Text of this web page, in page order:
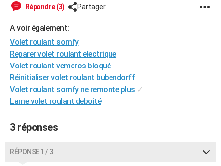
Carte de Noël
Carte Bonne année
Carte Saint-Valentin
Carte Pâques
Carte d'anniversaire
DICTIONNAIRE
Dictionnaire
Biographies
Citations
Expressions
Proverbes
PROGRAMME TV
COPAINS D'AVANT
S'inscrire
Se connecter
Lycées
Collèges
Primaires
Universités
Entreprises
Service militaire
Avis de recherche
AVIS DE DÉCÈS
FORUM
Bricolage
Lifestyle
Culture
Sport
Auto
Television
Voyage
Cinema
Répondre (3) Partager
A voir également:
Volet roulant somfy
Reparer volet roulant electrique
Volet roulant vemcros bloqué
Réinitialiser volet roulant bubendorff
Volet roulant somfy ne remonte plus ✓
Lame volet roulant deboité
3 réponses
RÉPONSE 1 / 3